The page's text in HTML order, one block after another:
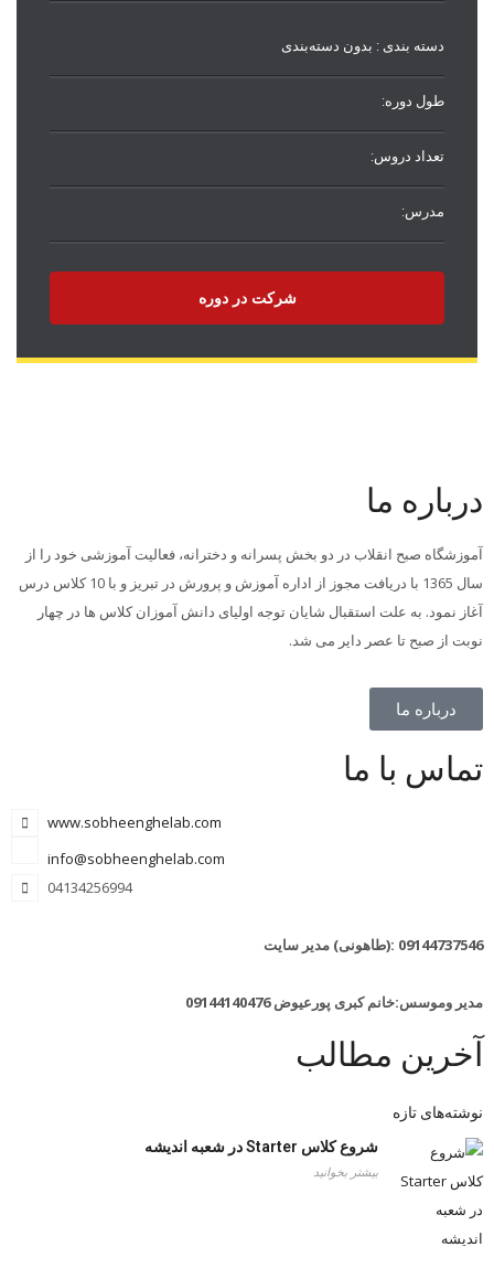
دسته بندی : بدون دسته‌بندی
طول دوره:
تعداد دروس:
مدرس:
شرکت در دوره
درباره ما
آموزشگاه صبح انقلاب در دو بخش پسرانه و دخترانه، فعالیت آموزشی خود را از
سال 1365 با دریافت مجوز از اداره آموزش و پرورش در تبریز و با 10 کلاس درس
آغاز نمود. به علت استقبال شایان توجه اولیای دانش آموزان کلاس ها در چهار
نوبت از صبح تا عصر دایر می شد.
درباره ما
تماس با ما
www.sobheenghelab.com
info@sobheenghelab.com
04134256994
09144737546 :(طاهونی) مدیر سایت
مدیر وموسس:خانم کبری پورعیوض 09144140476
آخرین مطالب
نوشته‌های تازه
شروع کلاس Starter در شعبه اندیشه
بیشتر بخوانید